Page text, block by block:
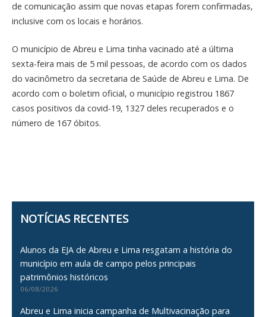
de comunicação assim que novas etapas forem confirmadas,
inclusive com os locais e horários.
O município de Abreu e Lima tinha vacinado até a última
sexta-feira mais de 5 mil pessoas, de acordo com os dados
do vacinômetro da secretaria de Saúde de Abreu e Lima. De
acordo com o boletim oficial, o município registrou 1867
casos positivos da covid-19, 1327 deles recuperados e o
número de 167 óbitos.
NOTÍCIAS RECENTES
Alunos da EJA de Abreu e Lima resgatam a história do
município em aula de campo pelos principais
patrimônios históricos
06/08/2026
Abreu e Lima inicia campanha de Multivacinação para